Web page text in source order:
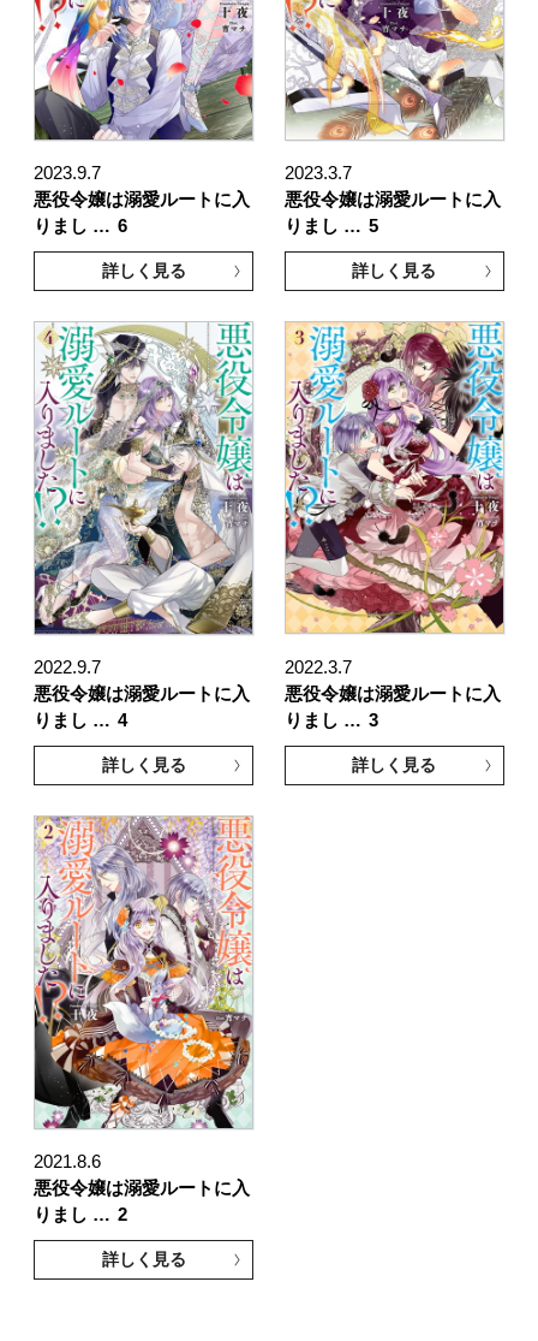
2023.9.7
悪役令嬢は溺愛ルートに入
りまし … 6
詳しく見る
2023.3.7
悪役令嬢は溺愛ルートに入
りまし … 5
詳しく見る
2022.9.7
悪役令嬢は溺愛ルートに入
りまし … 4
詳しく見る
2022.3.7
悪役令嬢は溺愛ルートに入
りまし … 3
詳しく見る
2021.8.6
悪役令嬢は溺愛ルートに入
りまし … 2
詳しく見る